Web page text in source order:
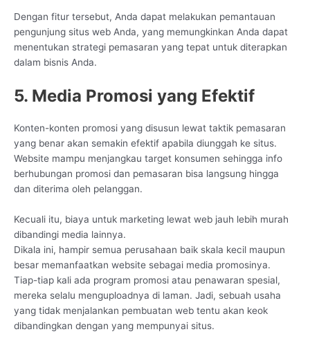
Dengan fitur tersebut, Anda dapat melakukan pemantauan
pengunjung situs web Anda, yang memungkinkan Anda dapat
menentukan strategi pemasaran yang tepat untuk diterapkan
dalam bisnis Anda.
5. Media Promosi yang Efektif
Konten-konten promosi yang disusun lewat taktik pemasaran
yang benar akan semakin efektif apabila diunggah ke situs.
Website mampu menjangkau target konsumen sehingga info
berhubungan promosi dan pemasaran bisa langsung hingga
dan diterima oleh pelanggan.
Kecuali itu, biaya untuk marketing lewat web jauh lebih murah
dibandingi media lainnya.
Dikala ini, hampir semua perusahaan baik skala kecil maupun
besar memanfaatkan website sebagai media promosinya.
Tiap-tiap kali ada program promosi atau penawaran spesial,
mereka selalu menguploadnya di laman. Jadi, sebuah usaha
yang tidak menjalankan pembuatan web tentu akan keok
dibandingkan dengan yang mempunyai situs.